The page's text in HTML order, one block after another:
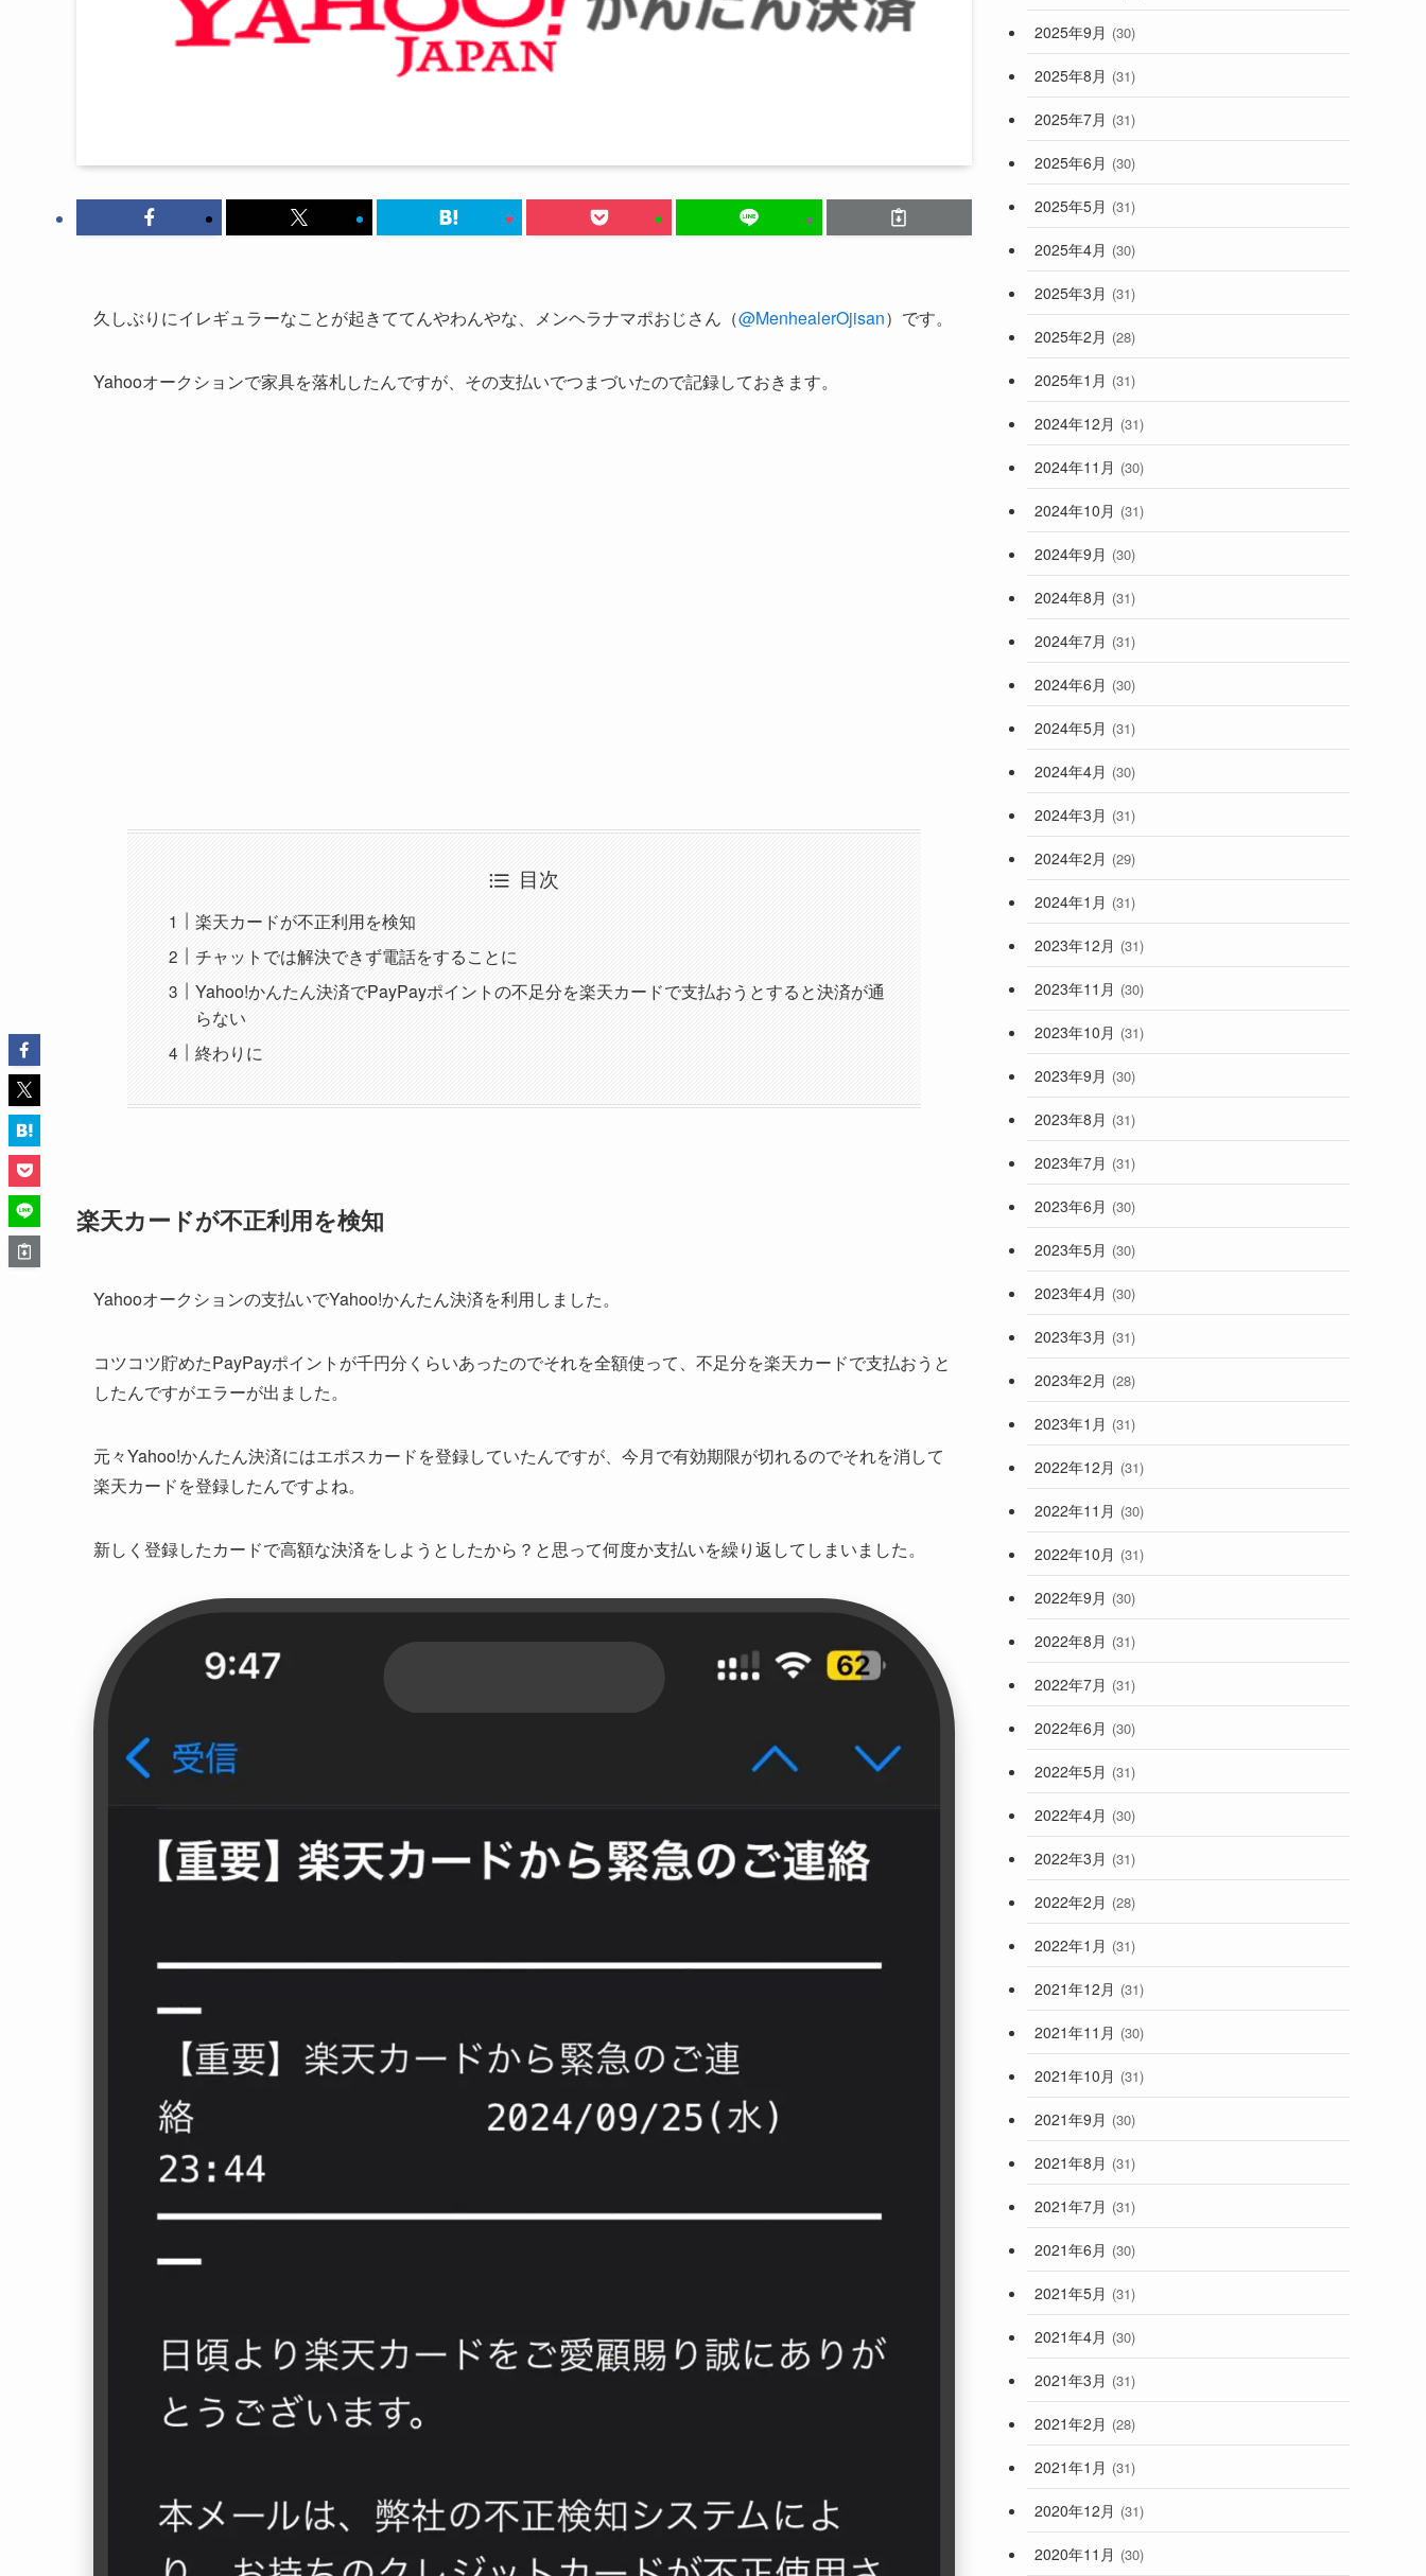
久しぶりにイレギュラーなことが起きててんやわんやな、メンヘラナマポおじさん（@MenhealerOjisan）です。
Yahooオークションで家具を落札したんですが、その支払いでつまづいたので記録しておきます。
目次
楽天カードが不正利用を検知
チャットでは解決できず電話をすることに
Yahoo!かんたん決済でPayPayポイントの不足分を楽天カードで支払おうとすると決済が通
らない
終わりに
楽天カードが不正利用を検知
Yahooオークションの支払いでYahoo!かんたん決済を利用しました。
コツコツ貯めたPayPayポイントが千円分くらいあったのでそれを全額使って、不足分を楽天カードで支払おうと
したんですがエラーが出ました。
元々Yahoo!かんたん決済にはエポスカードを登録していたんですが、今月で有効期限が切れるのでそれを消して
楽天カードを登録したんですよね。
新しく登録したカードで高額な決済をしようとしたから？と思って何度か支払いを繰り返してしまいました。
2025年9月 (30)
2025年8月 (31)
2025年7月 (31)
2025年6月 (30)
2025年5月 (31)
2025年4月 (30)
2025年3月 (31)
2025年2月 (28)
2025年1月 (31)
2024年12月 (31)
2024年11月 (30)
2024年10月 (31)
2024年9月 (30)
2024年8月 (31)
2024年7月 (31)
2024年6月 (30)
2024年5月 (31)
2024年4月 (30)
2024年3月 (31)
2024年2月 (29)
2024年1月 (31)
2023年12月 (31)
2023年11月 (30)
2023年10月 (31)
2023年9月 (30)
2023年8月 (31)
2023年7月 (31)
2023年6月 (30)
2023年5月 (30)
2023年4月 (30)
2023年3月 (31)
2023年2月 (28)
2023年1月 (31)
2022年12月 (31)
2022年11月 (30)
2022年10月 (31)
2022年9月 (30)
2022年8月 (31)
2022年7月 (31)
2022年6月 (30)
2022年5月 (31)
2022年4月 (30)
2022年3月 (31)
2022年2月 (28)
2022年1月 (31)
2021年12月 (31)
2021年11月 (30)
2021年10月 (31)
2021年9月 (30)
2021年8月 (31)
2021年7月 (31)
2021年6月 (30)
2021年5月 (31)
2021年4月 (30)
2021年3月 (31)
2021年2月 (28)
2021年1月 (31)
2020年12月 (31)
2020年11月 (30)